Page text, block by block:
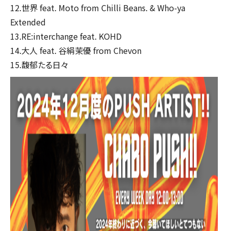
12.世界 feat. Moto from Chilli Beans. & Who-ya
Extended
13.RE:interchange feat. KOHD
14.大人 feat. 谷絹茉優 from Chevon
15.馥郁たる日々